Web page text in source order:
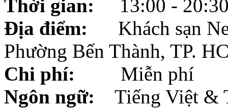
Thời gian: 13:00 -
Địa điểm: Khách sạn
Phường Bến Thành, TP.
Chi phí: Miễn phí
Ngôn ngữ: Tiếng Việt &